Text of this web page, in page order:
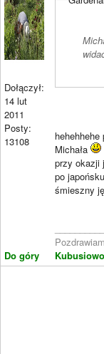
Dołączył:
14 lut
2011
Posty:
13108
Do góry
Michała
przy okazji
po japońsku
śmieszny
Kubusiowo